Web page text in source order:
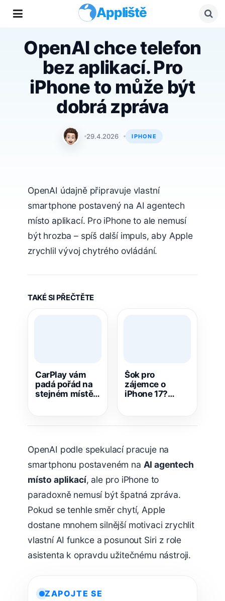
Appliště
OpenAI chce telefon
bez aplikací. Pro
iPhone to může být
dobrá zpráva
Matyáš Kozák
29.4.2026 IPHONE
OpenAI údajně připravuje vlastní
smartphone postavený na AI agentech
místo aplikací. Pro iPhone to ale nemusí
být hrozba – spíš další impuls, aby Apple
zrychlil vývoj chytrého ovládání.
TAKÉ SI PŘEČTĚTE
CarPlay vám
padá pořád na
stejném místě?
Šok pro
zájemce o
iPhone 17?
OpenAI podle spekulací pracuje na
smartphonu postaveném na AI agentech
místo aplikací, ale pro iPhone to
paradoxně nemusí být špatná zpráva.
Pokud se tenhle směr chytí, Apple
dostane mnohem silnější motivaci zrychlit
vlastní AI funkce a posunout Siri z role
asistenta k opravdu užitečnému nástroji.
ZAPOJTE SE